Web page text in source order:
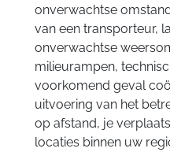
onverwachtse
van een transporteur,
onverwachtse
milieurampen,
voorkomend geval
uitvoering van het
op afstand, je
locaties binnen uw